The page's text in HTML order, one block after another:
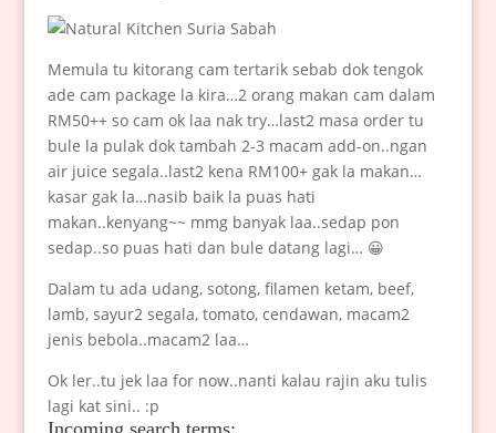
Memula tu kitorang cam tertarik sebab dok tengok
ade cam package la kira…2 orang makan cam dalam
RM50++ so cam ok laa nak try…last2 masa order tu
bule la pulak dok tambah 2-3 macam add-on..ngan
air juice segala..last2 kena RM100+ gak la makan…
kasar gak la…nasib baik la puas hati
makan..kenyang~~ mmg banyak laa..sedap pon
sedap..so puas hati dan bule datang lagi… 😀
Dalam tu ada udang, sotong, filamen ketam, beef,
lamb, sayur2 segala, tomato, cendawan, macam2
jenis bebola..macam2 laa…
Ok ler..tu jek laa for now..nanti kalau rajin aku tulis
lagi kat sini.. :p